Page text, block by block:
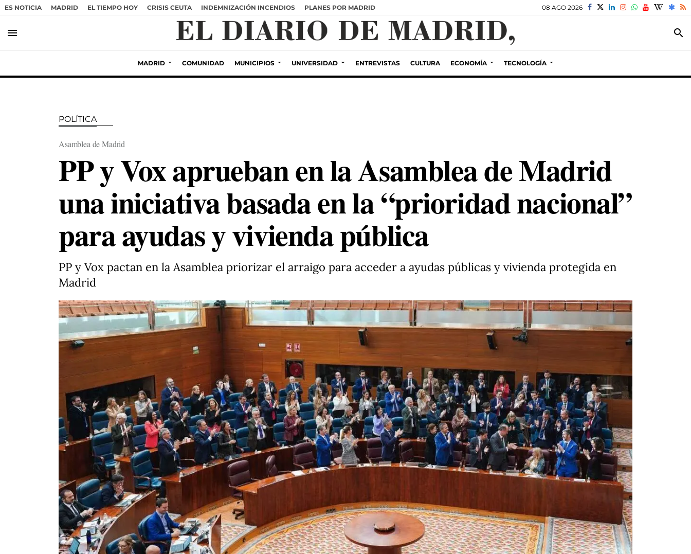
ES NOTICIA MADRID EL TIEMPO HOY CRISIS CEUTA INDEMNIZACIÓN INCENDIOS PLANES POR MADRID 08 AGO 2026
menu search
MADRID COMUNIDAD MUNICIPIOS UNIVERSIDAD ENTREVISTAS CULTURA ECONOMÍA TECNOLOGÍA
POLÍTICA
Asamblea de Madrid
PP y Vox aprueban en la Asamblea de Madrid
una iniciativa basada en la “prioridad nacional”
para ayudas y vivienda pública
PP y Vox pactan en la Asamblea priorizar el arraigo para acceder a ayudas públicas y vivienda protegida en
Madrid